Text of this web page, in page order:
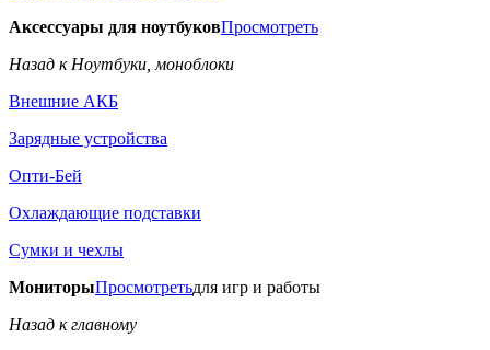
Аксессуары для ноутбуковПросмотреть
Назад к Ноутбуки, моноблоки
Внешние АКБ
Зарядные устройства
Опти-Бей
Охлаждающие подставки
Сумки и чехлы
МониторыПросмотретьдля игр и работы
Назад к главному